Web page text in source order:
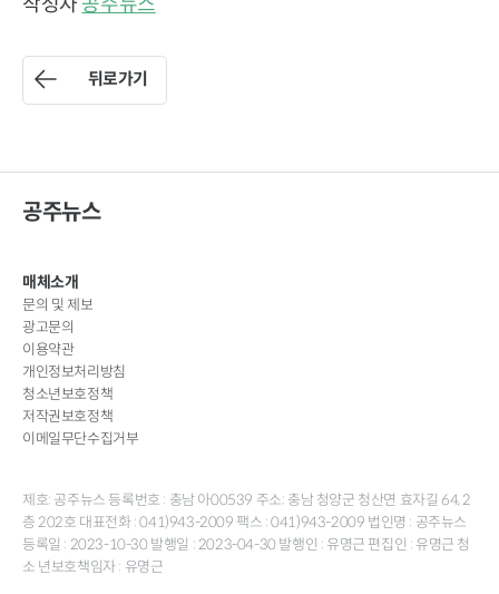
뒤로가기
공주뉴스
매체소개
문의 및 제보
광고문의
이용약관
개인정보처리방침
청소년보호정책
저작권보호정책
이메일무단수집거부
제호: 공주뉴스 등록번호 : 충남 아00539 주소: 충남 청양군 청산면 효자길 64, 2
층 202호 대표전화 : 041)943-2009 팩스 : 041)943-2009 법인명 : 공주뉴스
등록일 : 2023-10-30 발행일 : 2023-04-30 발행인 : 유명근 편집인 : 유명근 청
소 년보호책임자 : 유명근